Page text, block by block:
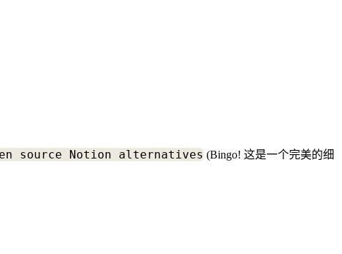
source Notion alternatives (Bingo! 这是一个完美的细